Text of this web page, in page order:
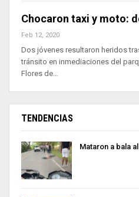
Chocaron taxi y moto:
Feb 12, 2020
Dos jóvenes resultaron heridos
tránsito en inmediaciones del
Flores de…
TENDENCIAS
Mataron a bala